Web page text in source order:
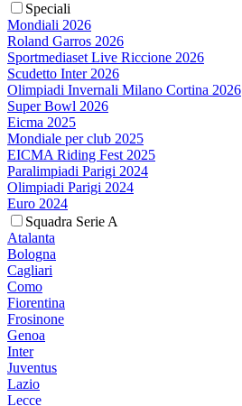
Speciali
Mondiali 2026
Roland Garros 2026
Sportmediaset Live Riccione 2026
Scudetto Inter 2026
Olimpiadi Invernali Milano Cortina 2026
Super Bowl 2026
Eicma 2025
Mondiale per club 2025
EICMA Riding Fest 2025
Paralimpiadi Parigi 2024
Olimpiadi Parigi 2024
Euro 2024
Squadra Serie A
Atalanta
Bologna
Cagliari
Como
Fiorentina
Frosinone
Genoa
Inter
Juventus
Lazio
Lecce